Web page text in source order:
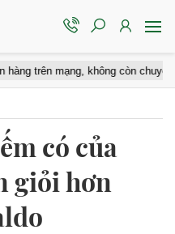
mạng, không còn chuyện “bán
có của
giỏi hơn